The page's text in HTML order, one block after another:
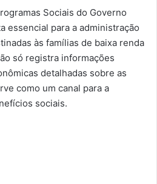
Sociais do Governo
essencial para a administração
às famílias de baixa renda
só registra informações
detalhadas sobre as
como um canal para a
sociais.